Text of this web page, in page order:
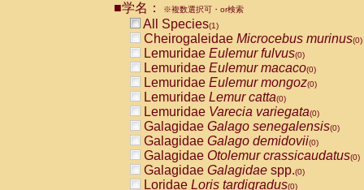
CebidaeCebus nigrivittatus
CebidaeCebus
CebidaeSaimiri boliviensis(0)
CebidaeSaimiri sciureus(0)
AtelidaeAlouatta caraya(0)
AtelidaeAlouatta fusca(0)
AtelidaeAlouatta seniculus
AtelidaeAlouattaspp.(0)
AtelidaeAteles belzebuth(0)
AtelidaeAteles geoffroyi(0)
AtelidaeAteles paniscus(0)
AtelidaeAtelesspp.(0)
Atelidae Lagothrix lagothricha
■学名： ※複数選択可・or検索
All Species(1)
Cheirogaleidae Microcebus murinus(0)
Lemuridae Eulemur fulvus(0)
Lemuridae Eulemur macaco(0)
Lemuridae Eulemur mongoz(0)
Lemuridae Lemur catta(0)
Lemuridae Varecia variegata(0)
Galagidae Galago senegalensis(0)
Galagidae Galago demidovii(0)
Galagidae Otolemur crassicaudatus(0)
Galagidae Galagidae spp.(0)
Loridae Loris tardigradus(0)